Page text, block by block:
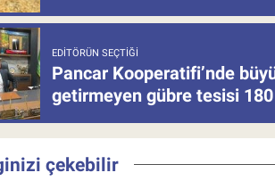
EDITÖRÜN SEÇTIĞI
Pancar Kooperatifi’nde
getirmeyen gübre tesisi 180
çekebilir